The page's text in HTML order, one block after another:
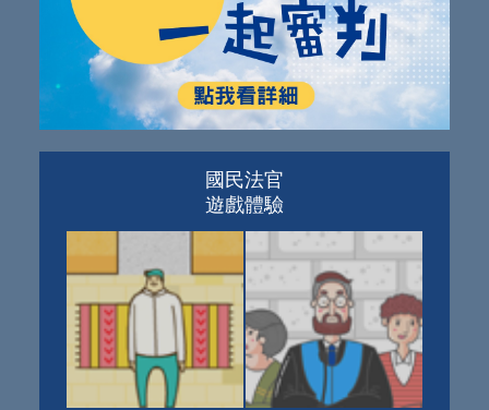
國民法官
遊戲體驗